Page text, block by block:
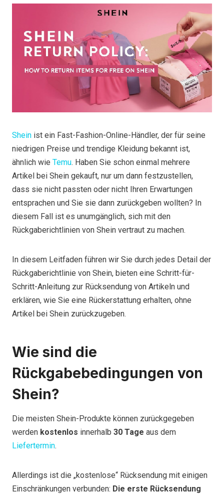
Shein ist ein Fast-Fashion-Online-Händler, der für seine
niedrigen Preise und trendige Kleidung bekannt ist,
ähnlich wie Temu. Haben Sie schon einmal mehrere
Artikel bei Shein gekauft, nur um dann festzustellen,
dass sie nicht passten oder nicht Ihren Erwartungen
entsprachen und Sie sie dann zurückgeben wollten? In
diesem Fall ist es unumgänglich, sich mit den
Rückgaberichtlinien von Shein vertraut zu machen.
In diesem Leitfaden führen wir Sie durch jedes Detail der
Rückgaberichtlinie von Shein, bieten eine Schritt-für-
Schritt-Anleitung zur Rücksendung von Artikeln und
erklären, wie Sie eine Rückerstattung erhalten, ohne
Artikel bei Shein zurückzugeben.
Wie sind die
Rückgabebedingungen von
Shein?
Die meisten Shein-Produkte können zurückgegeben
werden kostenlos innerhalb 30 Tage aus dem
Liefertermin.
Allerdings ist die „kostenlose“ Rücksendung mit einigen
Einschränkungen verbunden: Die erste Rücksendung